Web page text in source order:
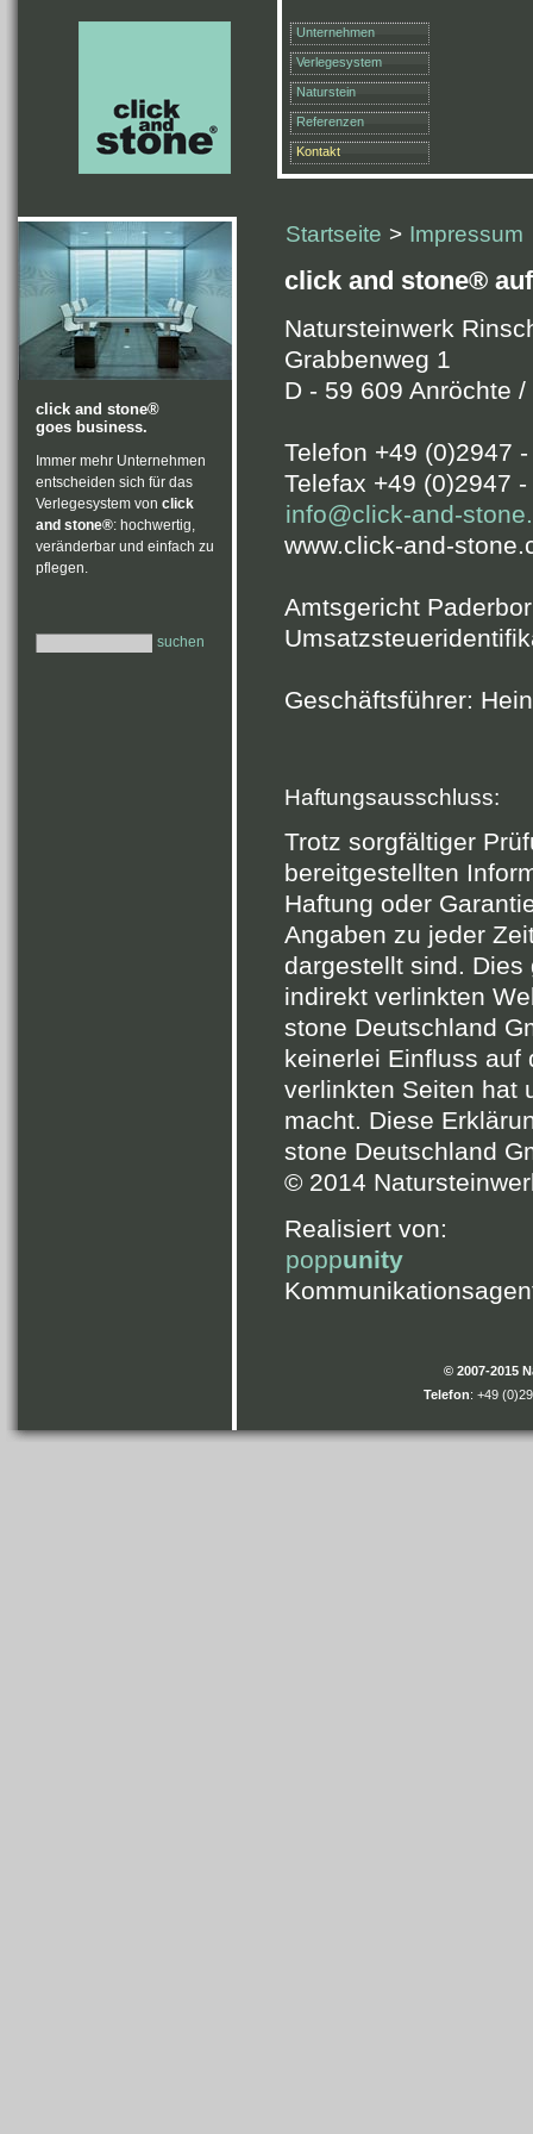
Unternehmen
Verlegesystem
Naturstein
Referenzen
Kontakt
Startseite > Impressum
click and stone®
Natursteinwerk
Grabbenweg 1
D - 59 609 Anröchte
Telefon +49 (0)2947
Telefax +49 (0)2947
info@click-and-
www.click-and-
Amtsgericht
Geschäftsführer:
Haftungsausschluss:
Trotz sorgfältiger
bereitgestellten
Haftung oder
Angaben zu jeder
dargestellt sind.
indirekt verlinkten
stone Deutschland
keinerlei Einfluss auf
verlinkten Seiten hat
macht. Diese
stone Deutschland
© 2014
Realisiert von:
poppunity
click and stone®
goes business.
Immer mehr Unternehmen
entscheiden sich für das
Verlegesystem von click
and stone®: hochwertig,
veränderbar und einfach zu
pflegen.
suchen
© 2007-2015
Telefon: +49